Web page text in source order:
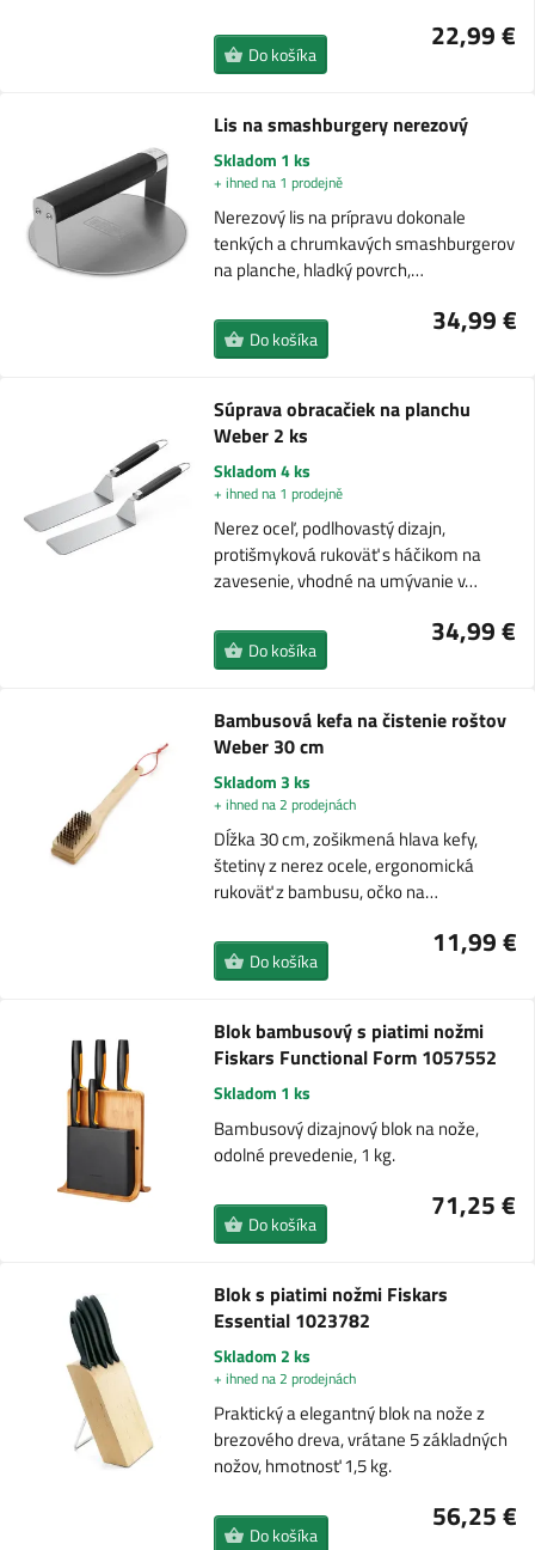
22,99 €
Do košíka
Lis na smashburgery nerezový
Skladom 1 ks
+ ihned na 1 prodejně
Nerezový lis na prípravu dokonale
tenkých a chrumkavých smashburgerov
na planche, hladký povrch,…
34,99 €
Do košíka
Súprava obracačiek na planchu
Weber 2 ks
Skladom 4 ks
+ ihned na 1 prodejně
Nerez oceľ, podlhovastý dizajn,
protišmyková rukoväť s háčikom na
zavesenie, vhodné na umývanie v…
34,99 €
Do košíka
Bambusová kefa na čistenie roštov
Weber 30 cm
Skladom 3 ks
+ ihned na 2 prodejnách
Dĺžka 30 cm, zošikmená hlava kefy,
štetiny z nerez ocele, ergonomická
rukoväť z bambusu, očko na…
11,99 €
Do košíka
Blok bambusový s piatimi nožmi
Fiskars Functional Form 1057552
Skladom 1 ks
Bambusový dizajnový blok na nože,
odolné prevedenie, 1 kg.
71,25 €
Do košíka
Blok s piatimi nožmi Fiskars
Essential 1023782
Skladom 2 ks
+ ihned na 2 prodejnách
Praktický a elegantný blok na nože z
brezového dreva, vrátane 5 základných
nožov, hmotnosť 1,5 kg.
56,25 €
Do košíka